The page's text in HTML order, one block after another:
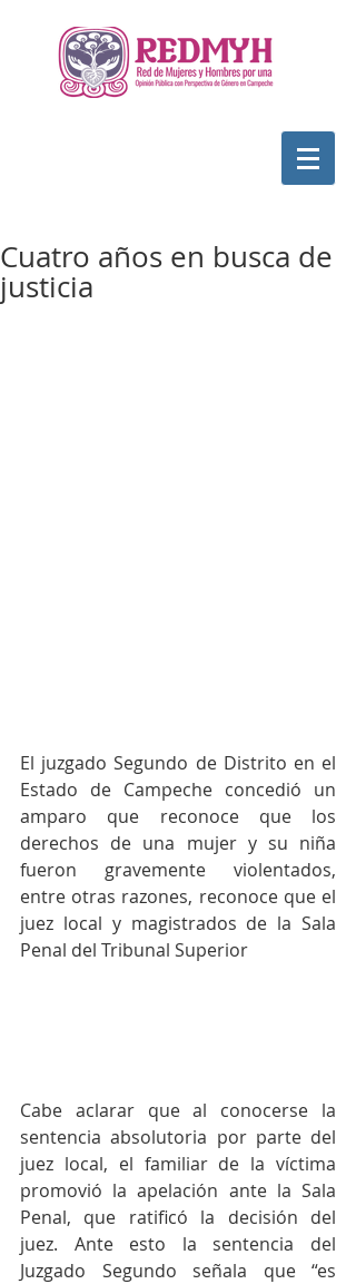
Cuatro años en busca de
justicia
El juzgado Segundo de Distrito en el
Estado de Campeche concedió un
amparo que reconoce que los
derechos de una mujer y su niña
fueron gravemente violentados,
entre otras razones, reconoce que el
juez local y magistrados de la Sala
Penal del Tribunal Superior
Cabe aclarar que al conocerse la
sentencia absolutoria por parte del
juez local, el familiar de la víctima
promovió la apelación ante la Sala
Penal, que ratificó la decisión del
juez. Ante esto la sentencia del
Juzgado Segundo señala que “es